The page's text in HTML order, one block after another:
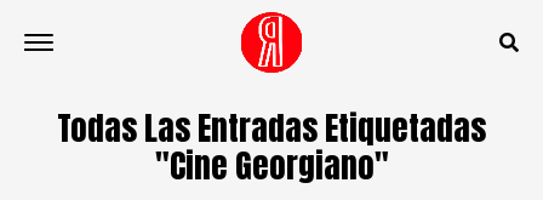
Todas Las Entradas Etiquetadas
"Cine Georgiano"